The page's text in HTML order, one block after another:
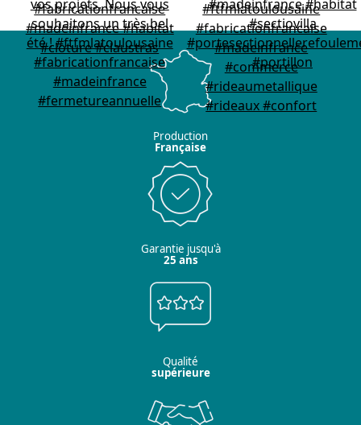
Production
Française
Garantie jusqu'à
25 ans
Qualité
supérieure